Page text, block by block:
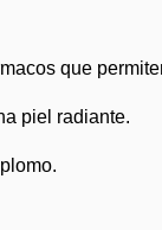
que
piel radiante.